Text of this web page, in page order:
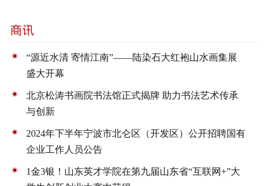
“源近水清 寄情江南”——陆染石大红袍山水画集展
盛大开幕
北京松涛书画院书法馆正式揭牌 助力书法艺术传承
与创新
2024年下半年宁波市北仑区（开发区）公开招聘国有
企业工作人员公告
1金3银！山东英才学院在第九届山东省“互联网+”大